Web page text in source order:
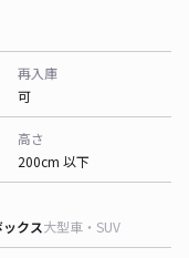
再入庫
可
高さ
200cm 以下
クス大型車・SUV